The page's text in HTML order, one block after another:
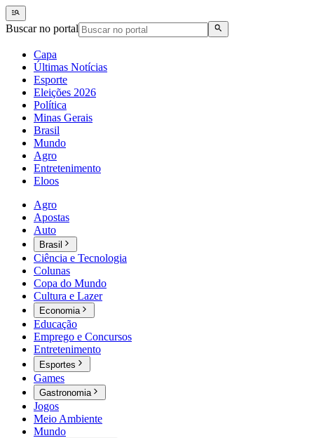
Buscar no portal
Capa
Últimas Notícias
Esporte
Eleições 2026
Política
Minas Gerais
Brasil
Mundo
Agro
Entretenimento
Eloos
Agro
Apostas
Auto
Brasil
Ciência e Tecnologia
Colunas
Copa do Mundo
Cultura e Lazer
Economia
Educação
Emprego e Concursos
Entretenimento
Esportes
Games
Gastronomia
Jogos
Meio Ambiente
Mundo